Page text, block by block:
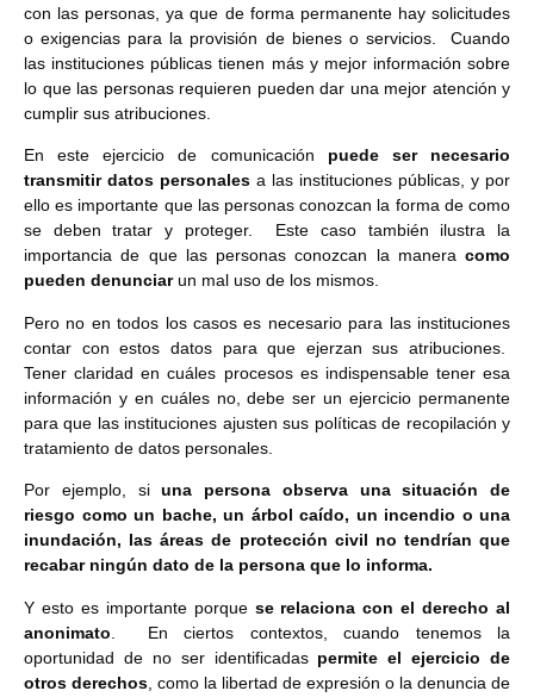
con las personas, ya que de forma permanente hay solicitudes
o exigencias para la provisión de bienes o servicios. Cuando
las instituciones públicas tienen más y mejor información sobre
lo que las personas requieren pueden dar una mejor atención y
cumplir sus atribuciones.
En este ejercicio de comunicación puede ser necesario
transmitir datos personales a las instituciones públicas, y por
ello es importante que las personas conozcan la forma de como
se deben tratar y proteger. Este caso también ilustra la
importancia de que las personas conozcan la manera como
pueden denunciarun mal uso de los mismos.
Pero no en todos los casos es necesario para las instituciones
contar con estos datos para que ejerzan sus atribuciones.
Tener claridad en cuáles procesos es indispensable tener esa
información y en cuáles no, debe ser un ejercicio permanente
para que las instituciones ajusten sus políticas de recopilación y
tratamiento de datos personales.
Por ejemplo, siuna persona observa una situación de
riesgo como un bache, un árbol caído, un incendio o una
inundación, las áreas de protección civil no tendrían que
recabar ningún dato de la persona que lo informa.
Y esto es importante porque se relaciona con el derecho al
anonimato . En ciertos contextos, cuando tenemos la
oportunidad de no ser identificadas permite el ejercicio de
otros derechos , como la libertad de expresión o la denuncia de